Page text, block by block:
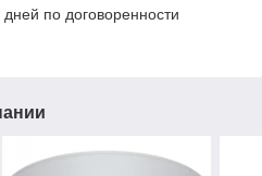
по договоренности